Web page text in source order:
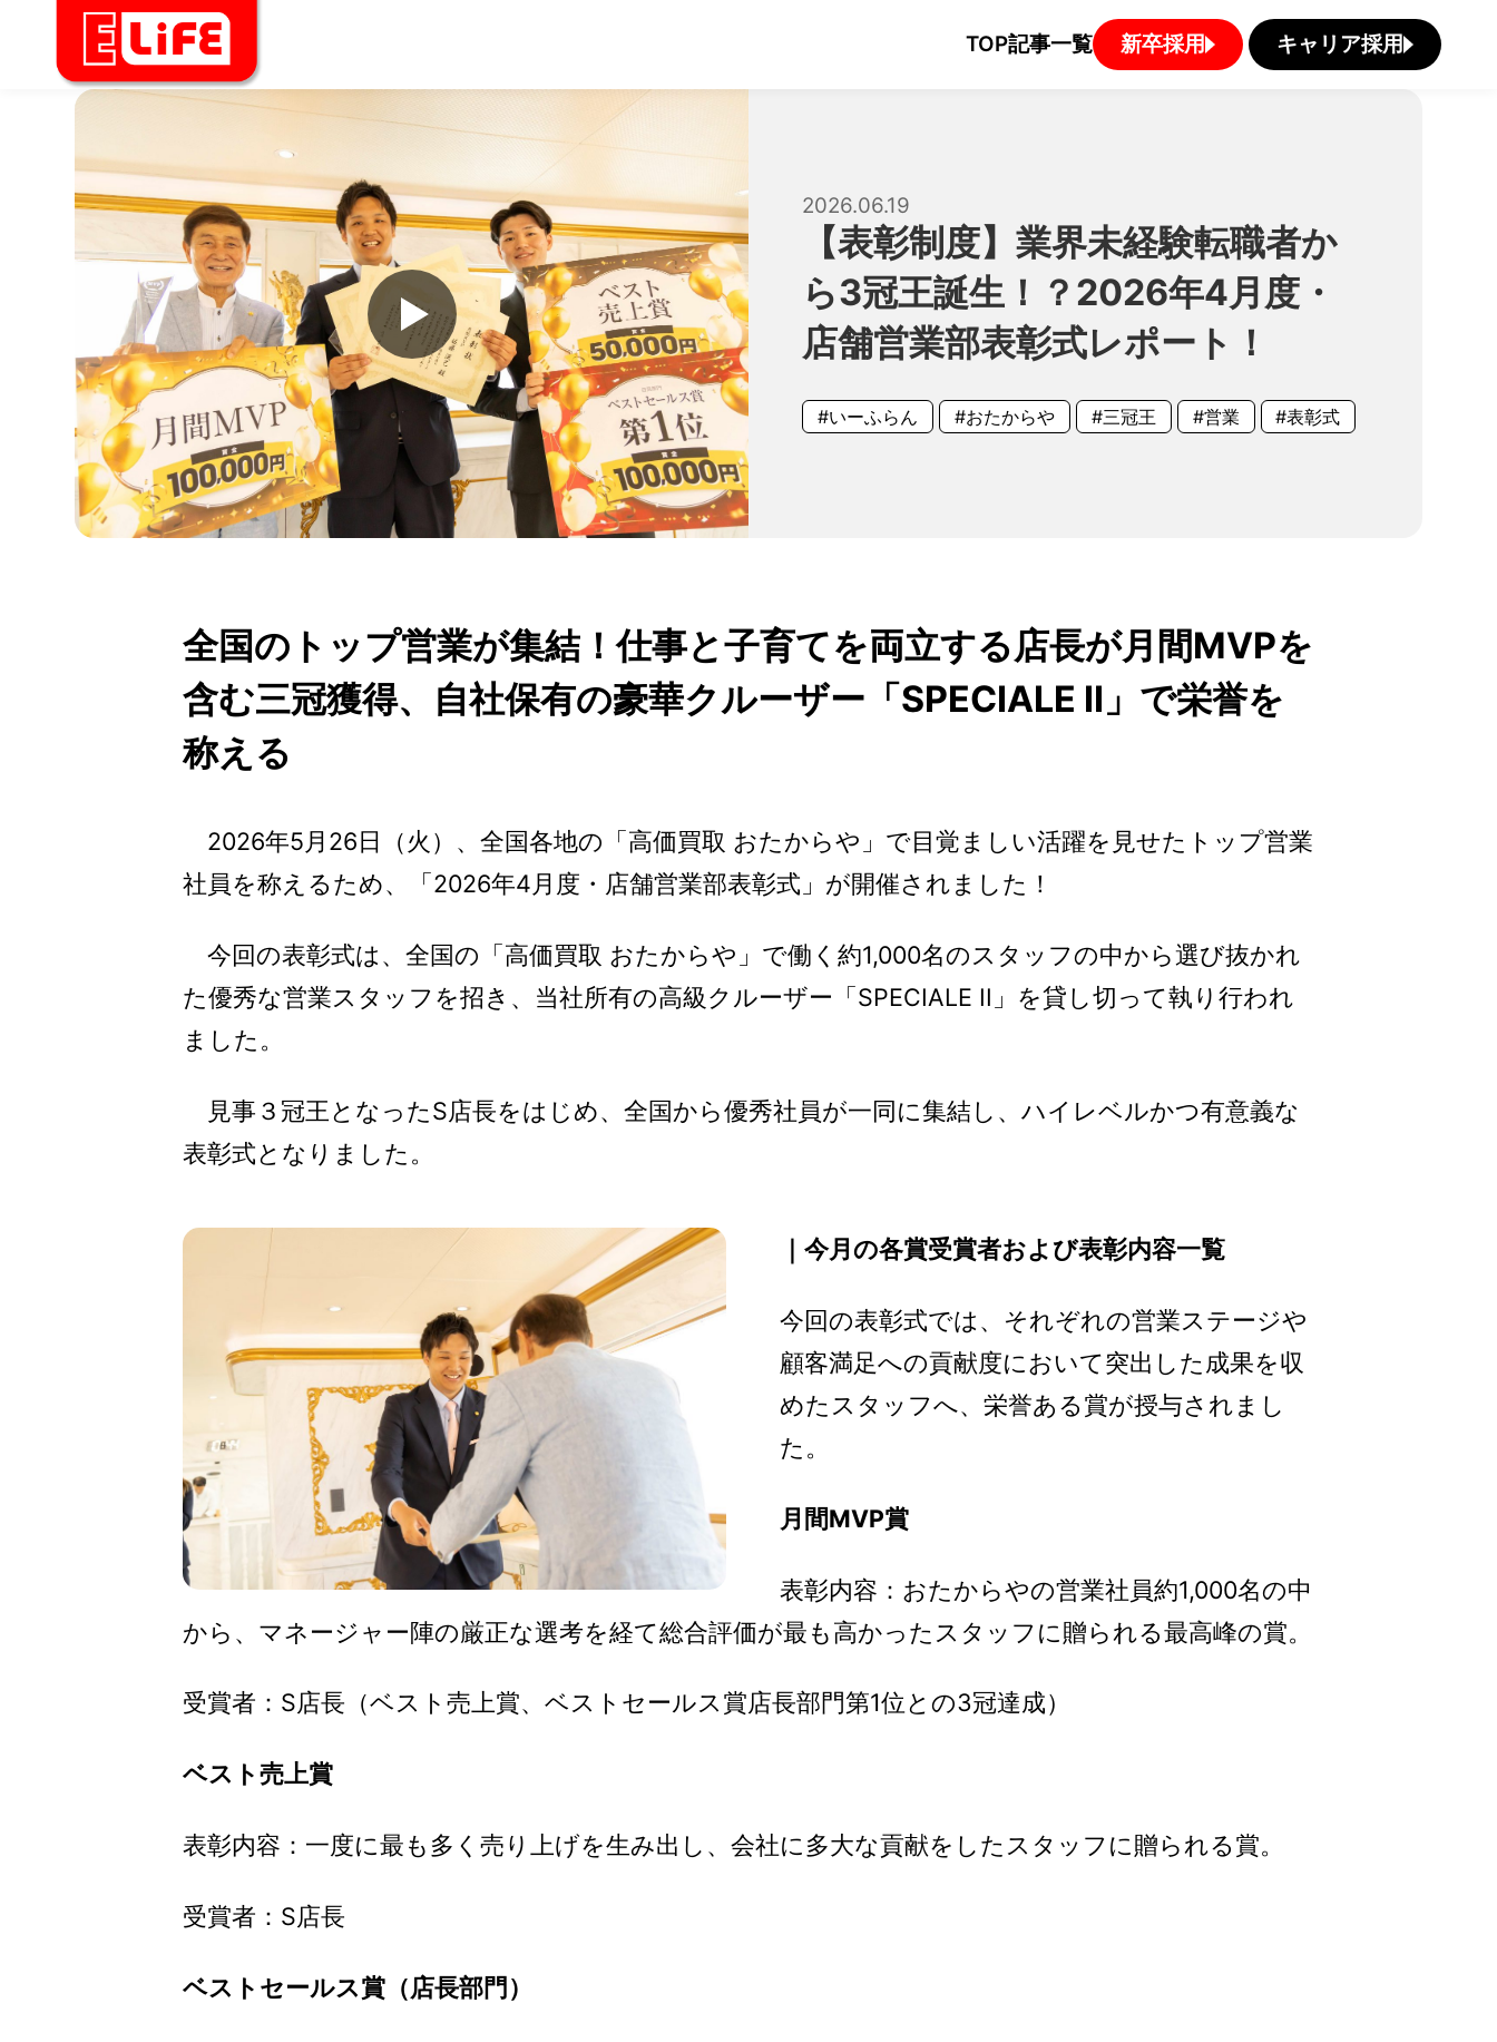
TOP記事一覧 新卒採用 キャリア採用
2026.06.19
【表彰制度】業界未経験転職者か
ら3冠王誕生！？2026年4月度・
店舗営業部表彰式レポート！
#いーふらん #おたからや #三冠王 #営業 #表彰式
全国のトップ営業が集結！仕事と子育てを両立する店長が月間MVPを
含む三冠獲得、自社保有の豪華クルーザー「SPECIALE II」で栄誉を
称える
2026年5月26日（火）、全国各地の「高価買取 おたからや」で目覚ましい活躍を見せたトップ営業
社員を称えるため、「2026年4月度・店舗営業部表彰式」が開催されました！
今回の表彰式は、全国の「高価買取 おたからや」で働く約1,000名のスタッフの中から選び抜かれ
た優秀な営業スタッフを招き、当社所有の高級クルーザー「SPECIALE II」を貸し切って執り行われ
ました。
見事３冠王となったS店長をはじめ、全国から優秀社員が一同に集結し、ハイレベルかつ有意義な
表彰式となりました。
｜今月の各賞受賞者および表彰内容一覧
今回の表彰式では、それぞれの営業ステージや
顧客満足への貢献度において突出した成果を収
めたスタッフへ、栄誉ある賞が授与されまし
た。
月間MVP賞
表彰内容：おたからやの営業社員約1,000名の中
から、マネージャー陣の厳正な選考を経て総合評価が最も高かったスタッフに贈られる最高峰の賞。
受賞者：S店長（ベスト売上賞、ベストセールス賞店長部門第1位との3冠達成）
ベスト売上賞
表彰内容：一度に最も多く売り上げを生み出し、会社に多大な貢献をしたスタッフに贈られる賞。
受賞者：S店長
ベストセールス賞（店長部門）